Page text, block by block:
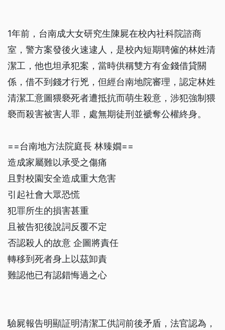
1年前，台南成大女研究生陳屍在校內社科院諮商
室，警方案發後火速逮人，是校內短期聘僱的林姓清
潔工，他也坦承犯案，當時供稱雙方有金錢借貸關
係，借不到錢才行兇，但經台南地院審理，認定林姓
清潔工意圖猥褻死者遭抵抗而萌生殺意，涉犯強制猥
褻而殺害被害人罪，處無期徒刑並褫奪公權終身。
==台南地方法院庭長 林臻嫺==
造成家屬難以承受之傷痛
且對校園安全造成重大危害
引起社會大眾恐慌
犯罪所生的損害甚重
且被告犯後說詞反覆不定
否認殺人的故意 企圖將責任
轉移到死者身上以茲卸責
難認他已有認錯悔過之心
驗屍報告明顯証明清潔工供詞前後矛盾，法官認為，